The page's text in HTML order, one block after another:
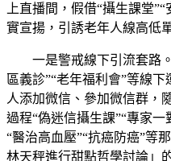
上直播間，假借“攝生課堂
實宣揚，引誘老年人線高低
一是警戒線下引流套路
區義診”“老年福利會”等線
人添加微信、參加微信群，
過程“偽迷信攝生課”“專家
“醫治高血壓”“抗癌防癌”等
林天秤進行甜點哲學討論」